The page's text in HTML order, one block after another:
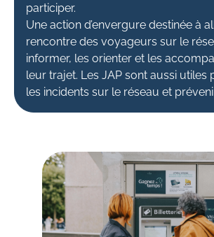
participer.
Une action d’envergure destinée à
rencontre des voyageurs sur le
informer, les orienter et les
leur trajet. Les JAP sont aussi utiles
les incidents sur le réseau et